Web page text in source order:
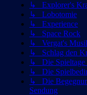
↳ Explorer's
↳ Lobotomie
↳ Experience
↳ Space Rock
↳ Vergat's
↳ Schlag den
↳ Die Spieltage
↳ Die
↳ Die
Sendung